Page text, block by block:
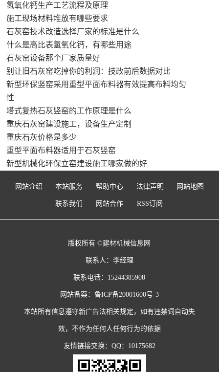
氢氧化钙生产工艺流程及原理
施工现场材料堆放有哪些要求
石灰窑技术改造选择厂家的标准是什么
什么是高比表氢氧化钙，有哪些用途
石灰窑设备那个厂家质量好
别让旧石灰窑吃掉你的利润：技改前后数据对比
新型环保竖窑采用重型平面布料器有效提高布料均匀
性
塔式复热石灰竖窑的工作原理是什么
重庆石灰窑建设施工，设备生产定制
重庆石灰价格是多少
重型平面布料器适用于石灰竖窑
新型机械化环保立窑建设施工哪家做的好
网站介绍 本站服务 帮助中心 法律声明 网站地图
联系我们 网站合作 RSS订阅
版权所有 ©建材机械信息网
联系人：李经理
联系电话：15244385908
网站备案： 鲁ICP备20001600号-3
本站所有信息遵守新广告法相关规定，如有违禁词自动失
效，不作为任何人任何行为的依据
友情链接交换：QQ：10175682